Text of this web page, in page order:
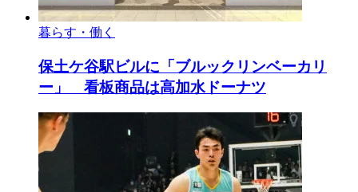
暮らす・働く
保土ケ谷駅ビルに「ブルックリンベーカリ
ー」 看板商品は高加水ドーナツ